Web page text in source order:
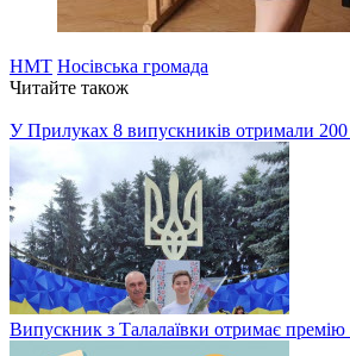
НМТ Носівська громада
Читайте також
У Прилуках 8 випускників отримали
Випускник з Талалаївки отримає премію